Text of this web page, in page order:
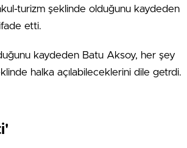
turizm şeklinde olduğunu kaydeden
etti.
kaydeden Batu Aksoy, her şey
halka açılabileceklerini dile getrdi.